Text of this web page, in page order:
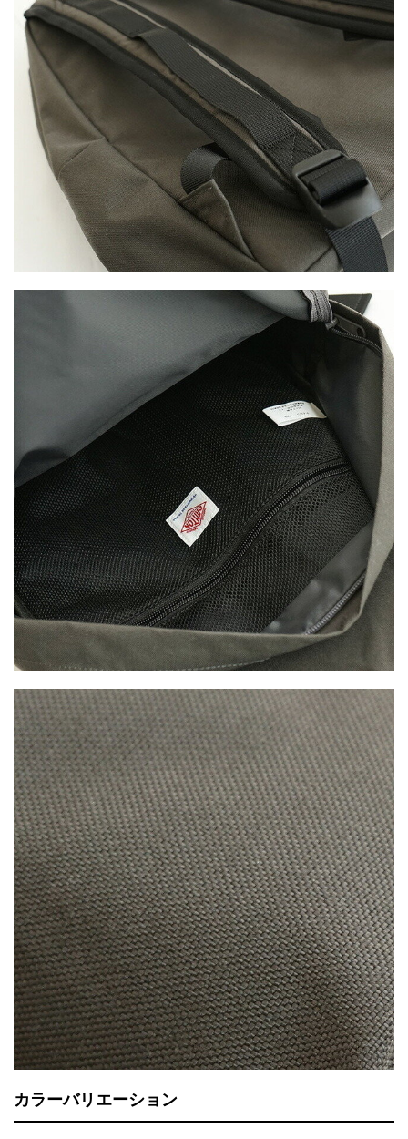
カラーバリエーション